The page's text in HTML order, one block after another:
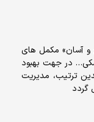
و آسان» مكمل هاى
در جهت بهبود
ترتیب، مدیریت
گردد